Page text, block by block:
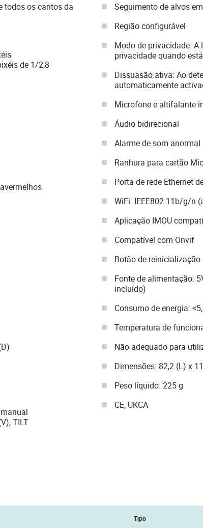
todos os cantos da
de 1/2,8
TILT
Seguimento de alvos
Região configurável
Modo de privacidade: A
privacidade quando
Dissuasão ativa: Ao
automaticamente
Microfone e altifalante
Áudio bidirecional
Alarme de som anormal
Ranhura para cartão
Porta de rede Ethernet
WiFi: IEEE802.11b/g/n
Aplicação IMOU
Compatível com Onvif
Botão de
Fonte de alimentação:
incluído)
Consumo de energia:
Temperatura de
Não adequado para
Dimensões: 82,2 (L) x
Peso líquido: 225 g
CE, UKCA
Tipo